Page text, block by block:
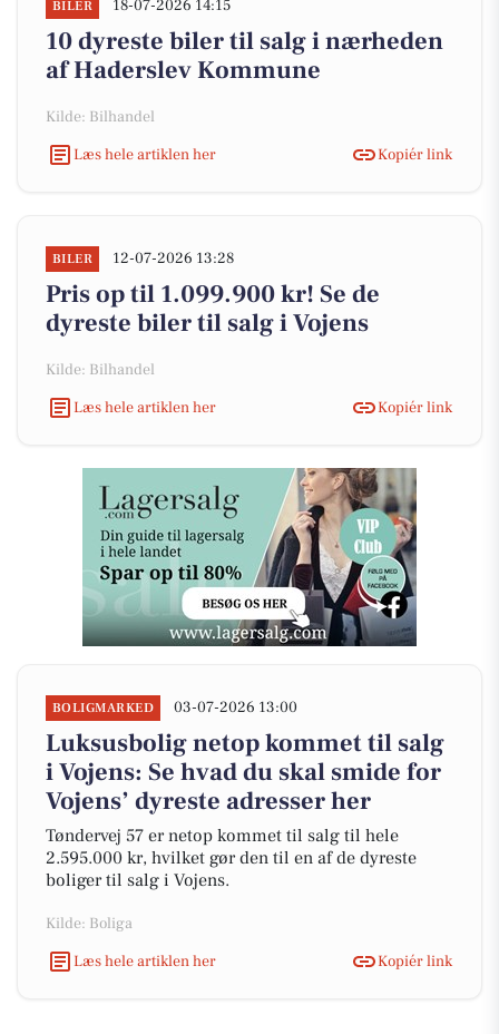
BILER 18-07-2026 14:15
10 dyreste biler til salg i nærheden
af Haderslev Kommune
Kilde: Bilhandel
Læs hele artiklen her
Kopiér link
BILER 12-07-2026 13:28
Pris op til 1.099.900 kr! Se de
dyreste biler til salg i Vojens
Kilde: Bilhandel
Læs hele artiklen her
Kopiér link
BOLIGMARKED 03-07-2026 13:00
Luksusbolig netop kommet til salg
i Vojens: Se hvad du skal smide for
Vojens’ dyreste adresser her
Tøndervej 57 er netop kommet til salg til hele
2.595.000 kr, hvilket gør den til en af de dyreste
boliger til salg i Vojens.
Kilde: Boliga
Læs hele artiklen her
Kopiér link